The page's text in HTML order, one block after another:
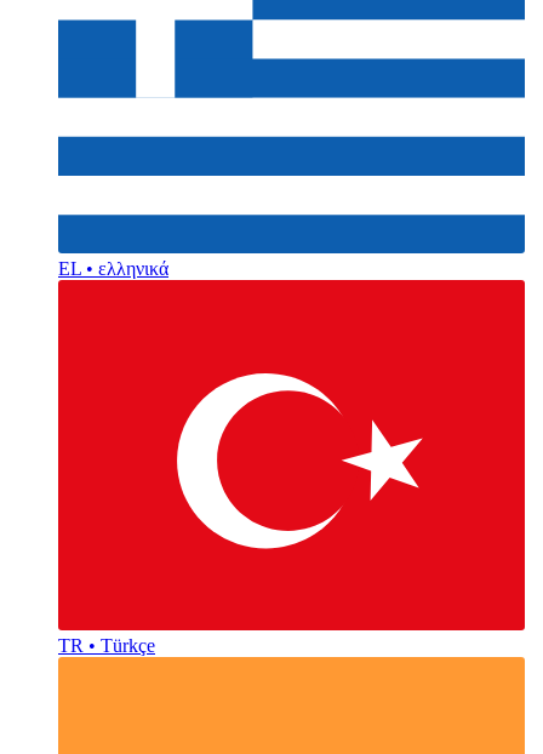
EL • ελληνικά
TR • Türkçe